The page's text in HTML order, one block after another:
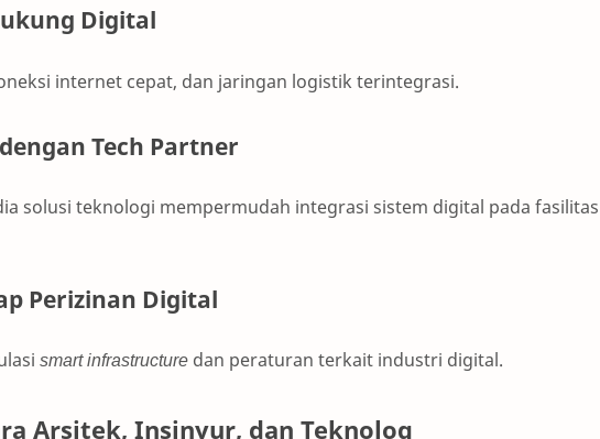
Digital
internet cepat, dan jaringan logistik terintegrasi.
Tech Partner
solusi teknologi mempermudah integrasi sistem digital pada fasilitas
Perizinan Digital
smart infrastructure dan peraturan terkait industri digital.
Arsitek, Insinyur, dan Teknolog